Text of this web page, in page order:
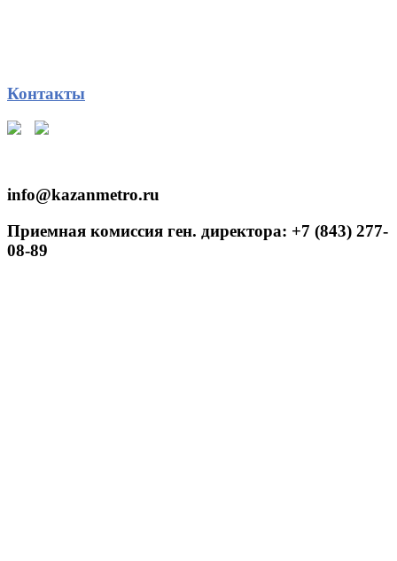
Контакты
info@kazanmetro.ru
Приемная комиссия ген. директора: +7 (843) 277-
08-89